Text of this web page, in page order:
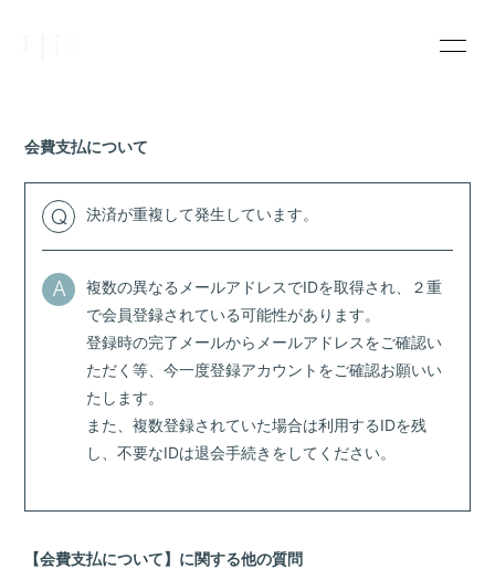
N
会費支払について
Q 決済が重複して発生しています。
A
複数の異なるメールアドレスでIDを取得され、２重
で会員登録されている可能性があります。
登録時の完了メールからメールアドレスをご確認い
ただく等、今一度登録アカウントをご確認お願いい
たします。
また、複数登録されていた場合は利用するIDを残
し、不要なIDは退会手続きをしてください。
【会費支払について】に関する他の質問